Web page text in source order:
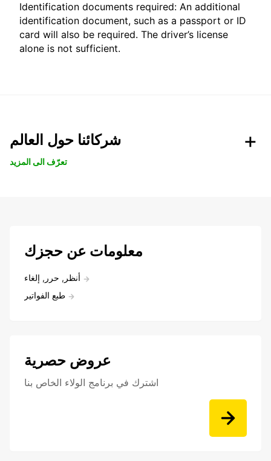
Identification documents required: An additional
identification document, such as a passport or ID
card will also be required. The driver’s license
alone is not sufficient.
شركائنا حول العالم
تعرّف الى المزيد
معلومات عن حجزك
أنظر, حرر, إلغاء
طبع الفواتير
عروض حصرية
اشترك في برنامج الولاء الخاص بنا